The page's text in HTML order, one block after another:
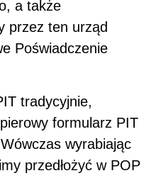
a także
przez ten urząd
Poświadczenie
tradycyjnie,
formularz PIT
wyrabiając
przedłożyć w POP